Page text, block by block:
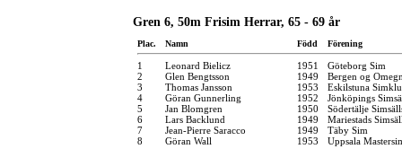
Gren 6, 50m Frisim Herrar, 65 - 69 år
Plac. Namn Född Förening
1 Leonard Bielicz 1951
Göteborg Sim
2
Glen Bengtsson 1949
Bergen og
3
Thomas Jansson 1953
Eskilstuna
4
Göran Gunnerling 1952
Jönköpings
5
Jan Blomgren 1950
Södertälje
6
Lars Backlund 1949
Mariestads
7
Jean-Pierre Saracco 1949
Täby Sim
8
Göran Wall 1953 Uppsala